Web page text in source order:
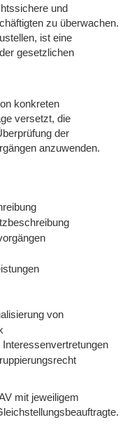
und
zu überwachen.
ist eine
gesetzlichen
konkreten
versetzt, die
der
anzuwenden.
von
mit jeweiligem